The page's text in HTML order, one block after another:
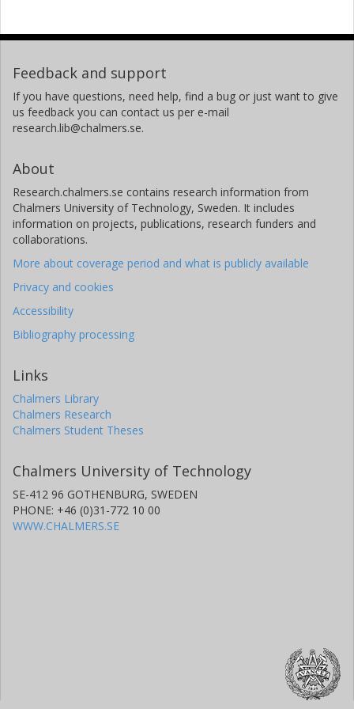
Feedback and support
If you have questions, need help, find a bug or just want to give
us feedback you can contact us per e-mail
research.lib@chalmers.se.
About
Research.chalmers.se contains research information from
Chalmers University of Technology, Sweden. It includes
information on projects, publications, research funders and
collaborations.
More about coverage period and what is publicly available
Privacy and cookies
Accessibility
Bibliography processing
Links
Chalmers Library
Chalmers Research
Chalmers Student Theses
Chalmers University of Technology
SE-412 96 GOTHENBURG, SWEDEN
PHONE: +46 (0)31-772 10 00
WWW.CHALMERS.SE